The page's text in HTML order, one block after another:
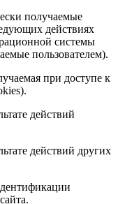
получаемые
действиях
системы
пользователем).
при доступе к
действий
действий других